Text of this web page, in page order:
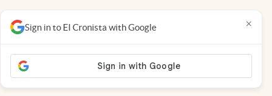
Sign in to El Cronista with Google ×